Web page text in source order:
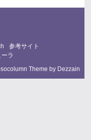
参考サイト
ラ
Theme by Dezzain